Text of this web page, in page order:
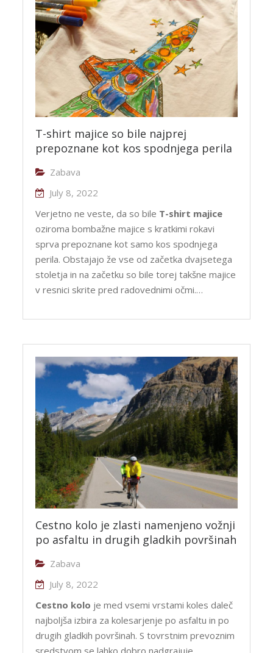
T-shirt majice so bile najprej
prepoznane kot kos spodnjega perila
Zabava
July 8, 2022
Verjetno ne veste, da so bile T-shirt majice
oziroma bombažne majice s kratkimi rokavi
sprva prepoznane kot samo kos spodnjega
perila. Obstajajo že vse od začetka dvajsetega
stoletja in na začetku so bile torej takšne majice
v resnici skrite pred radovednimi očmi.…
Cestno kolo je zlasti namenjeno vožnji
po asfaltu in drugih gladkih površinah
Zabava
July 8, 2022
Cestno kolo je med vsemi vrstami koles daleč
najboljša izbira za kolesarjenje po asfaltu in po
drugih gladkih površinah. S tovrstnim prevoznim
sredstvom se lahko dobro nadgrajuje